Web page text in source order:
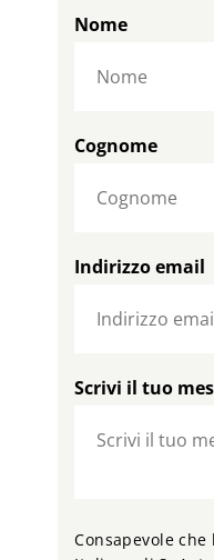
Nome
Cognome
Indirizzo email
Scrivi il tuo
Consapevole che